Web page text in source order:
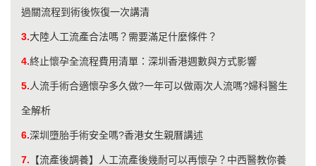
過關流程到術後恢復一次講清
3.大陸人工流產合法嗎？需要滿足什麼條件？
4.終止懷孕全流程費用清單：深圳香港週數與方式影響
5.人流手術合適懷孕多久做?一年可以做兩次人流嗎?婦科醫生
全解析
6.深圳墮胎手術安全嗎?香港女生親曆講述
7. 【流產後調養】人工流產後幾耐可以再懷孕？中西醫教你養